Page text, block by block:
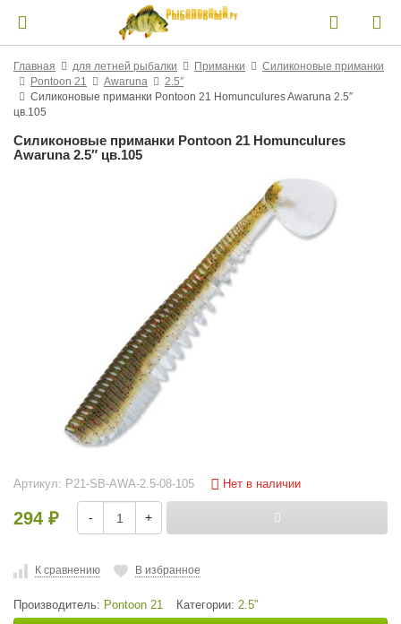
Главная для летней рыбалки Приманки
Силиконовые приманки
Pontoon 21
Awaruna
2.5″
Силиконовые приманки Pontoon 21 Homunculures Awaruna 2.5″
цв.105
Силиконовые приманки Pontoon 21 Homunculures
Awaruna 2.5″ цв.105
Артикул: P21-SB-AWA-2.5-08-105 Нет в наличии
294 ₽ - +
К сравнению В избранное
Производитель: Pontoon 21 Категории: 2.5″